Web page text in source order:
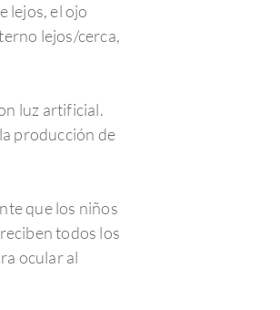
lejos, el ojo
lejos/cerca,
luz artificial.
producción de
que los niños
todos los
ocular al